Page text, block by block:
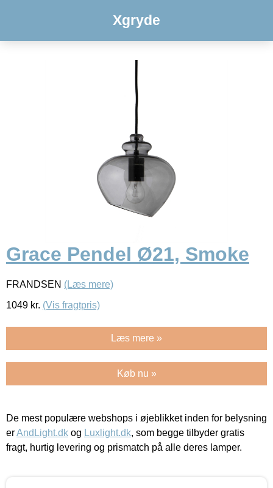
Xgryde
Grace Pendel Ø21, Smoke
FRANDSEN (Læs mere)
1049 kr. (Vis fragtpris)
Læs mere »
Køb nu »
De mest populære webshops i øjeblikket inden for belysning
erAndLight.dk og Luxlight.dk, som begge tilbyder gratis
fragt, hurtig levering og prismatch på alle deres lamper.